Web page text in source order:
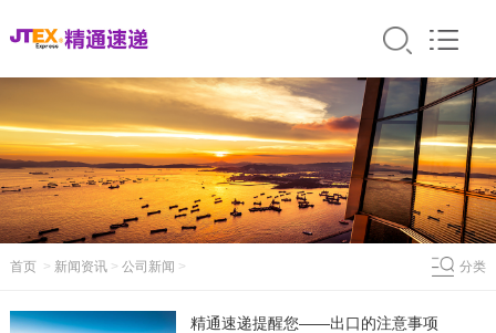
首页> 新闻资讯> 公司新闻 > 分类
精通速递提醒您——出口的注意事项